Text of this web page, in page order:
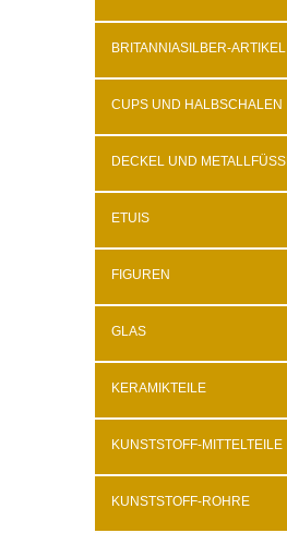
BRITANNIASILBER-ARTIKEL
CUPS UND HALBSCHALEN
DECKEL UND METALLFÜSSE
ETUIS
FIGUREN
GLAS
KERAMIKTEILE
KUNSTSTOFF-MITTELTEILE
KUNSTSTOFF-ROHRE